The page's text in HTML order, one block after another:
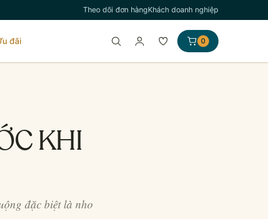
Theo dõi đơn hàngKhách doanh nghiệp
đãi 0
KHI
đặc biệt là nho